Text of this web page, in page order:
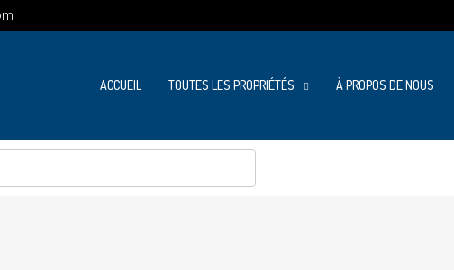
ACCUEIL TOUTES LES PROPRIÉTÉS À PROPOS DE NOUS